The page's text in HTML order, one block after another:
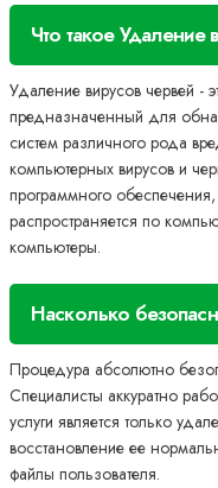
Что такое Удаление
Удаление вирусов червей -
предназначенный для
систем различного рода
компьютерных вирусов и
программного
распространяется по
компьютеры.
Насколько
Процедура абсолютно
Специалисты аккуратно
услуги является только
восстановление ее
файлы пользователя.